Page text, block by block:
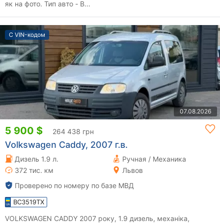
як на фото. Тип авто - В...
С VIN-кодом
07.08.2026
5 900 $ 264 438 грн
Volkswagen Caddy, 2007 г.в.
Дизель 1.9 л.
Ручная / Механика
372 тис. км
Львов
Проверено по номеру по базе МВД
BC3519TX
VOLKSWAGEN CADDY 2007 року, 1.9 дизель, механіка,